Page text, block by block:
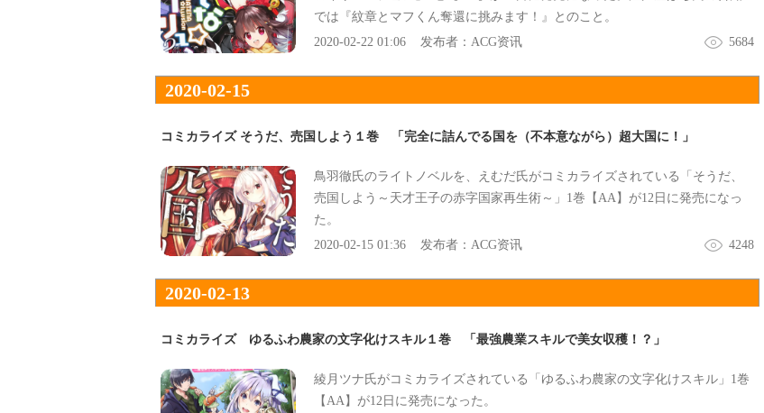
では『紋章とマフくん奪還に挑みます！』とのこと。
2020-02-22 01:06 发布者： ACG资讯 5684
2020-02-15
コミカライズ そうだ、売国しよう１巻 「完全に詰んでる国を（不本意ながら）超大国に！」
鳥羽徹氏のライトノベルを、えむだ氏がコミカライズされている「そうだ、
売国しよう～天才王子の赤字国家再生術～」1巻【AA】が12日に発売になっ
た。
2020-02-15 01:36 发布者： ACG资讯 4248
2020-02-13
コミカライズ ゆるふわ農家の文字化けスキル１巻 「最強農業スキルで美女収穫！？」
綾月ツナ氏がコミカライズされている「ゆるふわ農家の文字化けスキル」1巻
【AA】が12日に発売になった。